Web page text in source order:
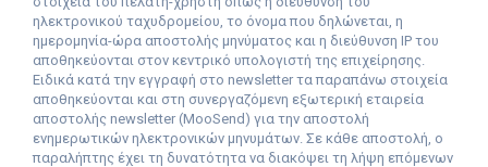
ηλεκτρονικού ταχυδρομείου, το όνομα που δηλώνεται, η
ημερομηνία-ώρα αποστολής μηνύματος και η διεύθυνση IP του
αποθηκεύονται στον κεντρικό υπολογιστή της επιχείρησης.
Ειδικά κατά την εγγραφή στο newsletter τα παραπάνω στοιχεία
αποθηκεύονται και στη συνεργαζόμενη εξωτερική εταιρεία
αποστολής newsletter (MooSend) για την αποστολή
ενημερωτικών ηλεκτρονικών μηνυμάτων. Σε κάθε αποστολή, ο
παραλήπτης έχει τη δυνατότητα να διακόψει τη λήψη επόμενων